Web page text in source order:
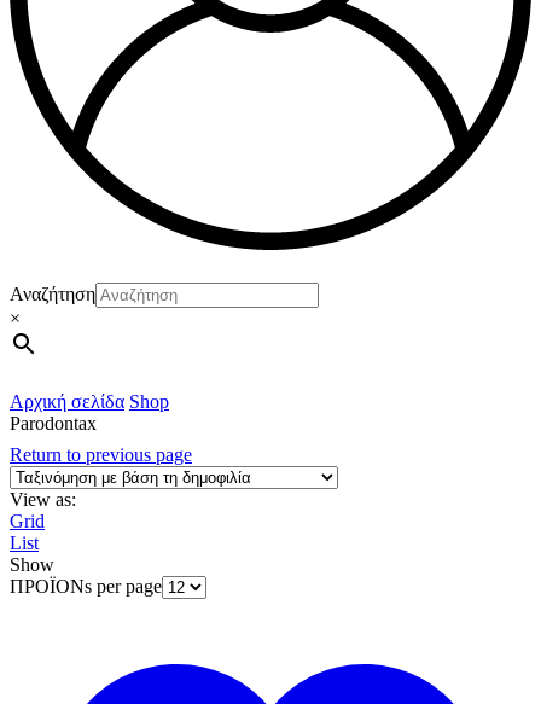
Αναζήτηση
×
Αρχική σελίδα Shop
Parodontax
Return to previous page
View as:
Grid
List
Show
ΠΡΟΪΟΝs per page